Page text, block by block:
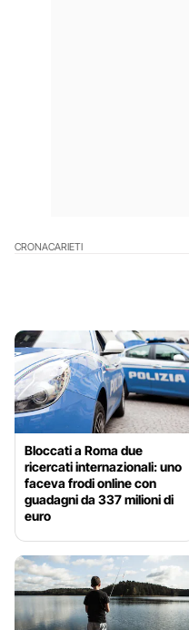
CRONACARIETI
Bloccati a Roma due
ricercati internazionali: uno
faceva frodi online con
guadagni da 337 milioni di
euro